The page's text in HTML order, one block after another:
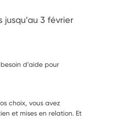
3 février
d’aide pour
choix, vous avez
et mises en relation. Et